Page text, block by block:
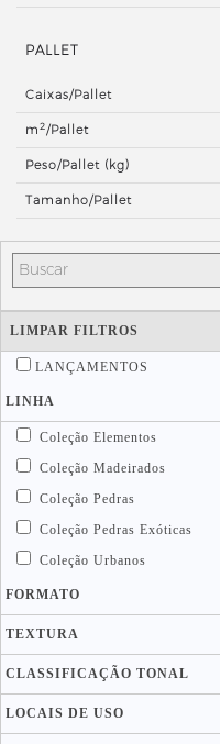
PALLET
Caixas/Pallet
m2/Pallet
Peso/Pallet (kg)
Tamanho/Pallet
LIMPAR FILTROS
LANÇAMENTOS
LINHA
Coleção Elementos
Coleção Madeirados
Coleção Pedras
Coleção Pedras Exóticas
Coleção Urbanos
FORMATO
TEXTURA
CLASSIFICAÇÃO TONAL
LOCAIS DE USO